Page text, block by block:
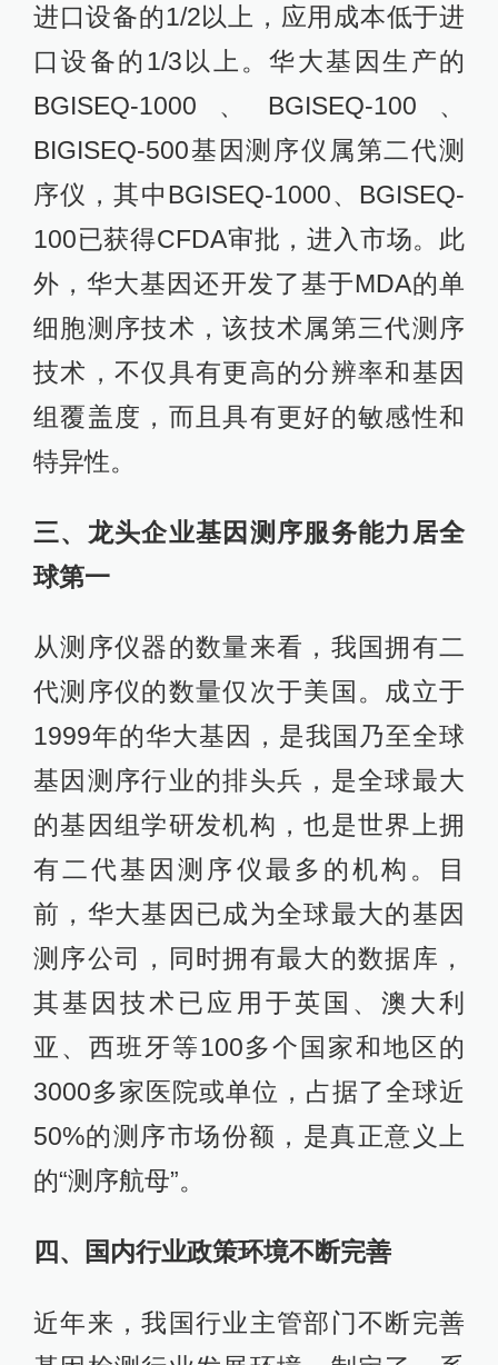
进口设备的1/2以上，应用成本低于进
口设备的1/3以上。华大基因生产的
BGISEQ-1000、BGISEQ-100、
BIGISEQ-500基因测序仪属第二代测
序仪，其中BGISEQ-1000、BGISEQ-
100已获得CFDA审批，进入市场。此
外，华大基因还开发了基于MDA的单
细胞测序技术，该技术属第三代测序
技术，不仅具有更高的分辨率和基因
组覆盖度，而且具有更好的敏感性和
特异性。
三、龙头企业基因测序服务能力居全
球第一
从测序仪器的数量来看，我国拥有二
代测序仪的数量仅次于美国。成立于
1999年的华大基因，是我国乃至全球
基因测序行业的排头兵，是全球最大
的基因组学研发机构，也是世界上拥
有二代基因测序仪最多的机构。目
前，华大基因已成为全球最大的基因
测序公司，同时拥有最大的数据库，
其基因技术已应用于英国、澳大利
亚、西班牙等100多个国家和地区的
3000多家医院或单位，占据了全球近
50%的测序市场份额，是真正意义上
的“测序航母”。
四、国内行业政策环境不断完善
近年来，我国行业主管部门不断完善